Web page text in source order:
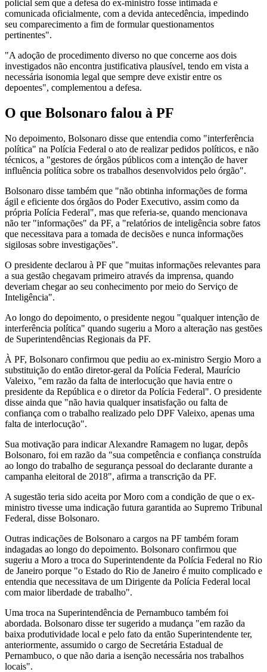
policial sem que a defesa do ex-ministro fosse intimada e
comunicada oficialmente, com a devida antecedência, impedindo
seu comparecimento a fim de formular questionamentos
pertinentes".
"A adoção de procedimento diverso no que concerne aos dois
investigados não encontra justificativa plausível, tendo em vista a
necessária isonomia legal que sempre deve existir entre os
depoentes", complementou a defesa.
O que Bolsonaro falou à PF
No depoimento, Bolsonaro disse que entendia como "interferência
política" na Polícia Federal o ato de realizar pedidos políticos, e não
técnicos, a "gestores de órgãos públicos com a intenção de haver
influência política sobre os trabalhos desenvolvidos pelo órgão".
Bolsonaro disse também que "não obtinha informações de forma
ágil e eficiente dos órgãos do Poder Executivo, assim como da
própria Polícia Federal", mas que referia-se, quando mencionava
não ter "informações" da PF, a "relatórios de inteligência sobre fatos
que necessitava para a tomada de decisões e nunca informações
sigilosas sobre investigações".
O presidente declarou à PF que "muitas informações relevantes para
a sua gestão chegavam primeiro através da imprensa, quando
deveriam chegar ao seu conhecimento por meio do Serviço de
Inteligência".
Ao longo do depoimento, o presidente negou "qualquer intenção de
interferência política" quando sugeriu a Moro a alteração nas gestões
de Superintendências Regionais da PF.
À PF, Bolsonaro confirmou que pediu ao ex-ministro Sergio Moro a
substituição do então diretor-geral da Polícia Federal, Maurício
Valeixo, "em razão da falta de interlocução que havia entre o
presidente da República e o diretor da Polícia Federal". O presidente
disse ainda que "não havia qualquer insatisfação ou falta de
confiança com o trabalho realizado pelo DPF Valeixo, apenas uma
falta de interlocução".
Sua motivação para indicar Alexandre Ramagem no lugar, depôs
Bolsonaro, foi em razão da "sua competência e confiança construída
ao longo do trabalho de segurança pessoal do declarante durante a
campanha eleitoral de 2018", afirma a transcrição da PF.
A sugestão teria sido aceita por Moro com a condição de que o ex-
ministro tivesse uma indicação futura garantida ao Supremo Tribunal
Federal, disse Bolsonaro.
Outras indicações de Bolsonaro a cargos na PF também foram
indagadas ao longo do depoimento. Bolsonaro confirmou que
sugeriu a Moro a troca do Superintendente da Polícia Federal no Rio
de Janeiro porque "o Estado do Rio de Janeiro é muito complicado e
entendia que necessitava de um Dirigente da Polícia Federal local
com maior liberdade de trabalho".
Uma troca na Superintendência de Pernambuco também foi
abordada. Bolsonaro disse ter sugerido a mudança "em razão da
baixa produtividade local e pelo fato da então Superintendente ter,
anteriormente, assumido o cargo de Secretária Estadual de
Pernambuco, o que não daria a isenção necessária nos trabalhos
locais".